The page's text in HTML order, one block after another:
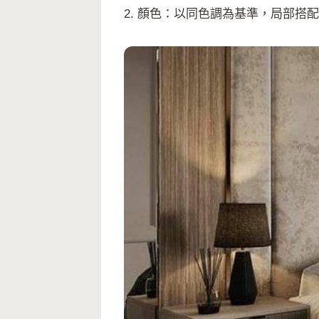
2. 顏色：以同色調為基準，局部搭